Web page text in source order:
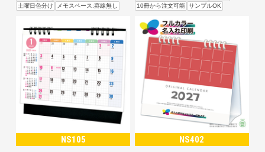
土曜日色分け
メモスペース:罫線無し
10冊から注文可能 サンプルOK
NS105 NS402